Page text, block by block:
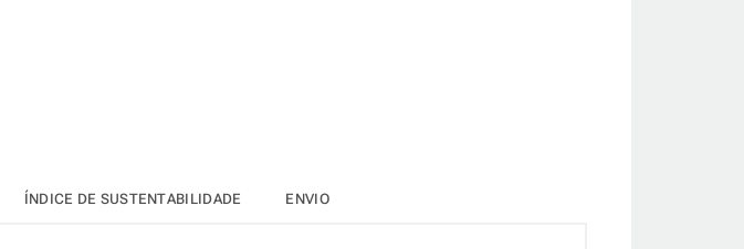
ÍNDICE DE SUSTENTABILIDADE ENVIO